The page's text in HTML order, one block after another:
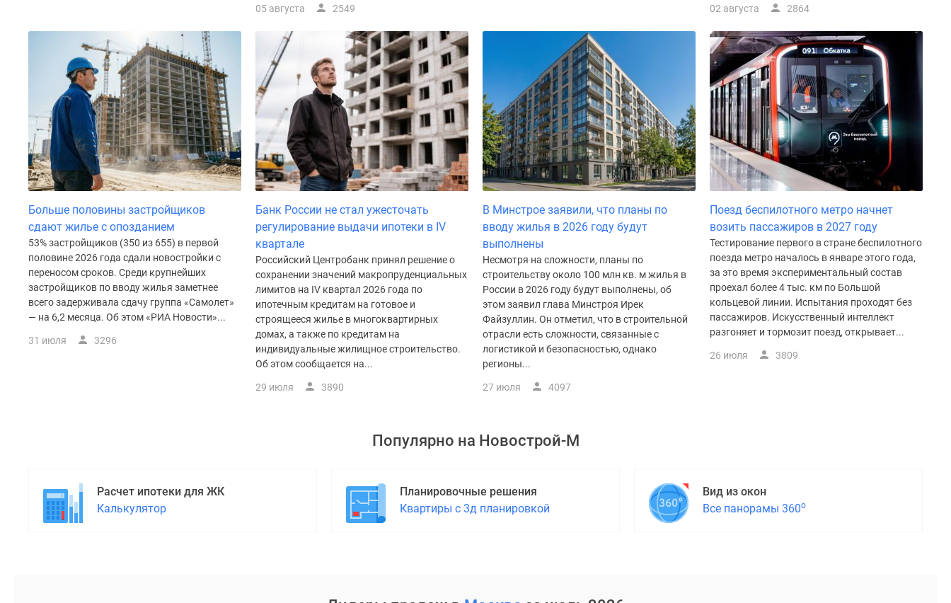
Москве
Готовые
коттеджные
поселки
Строящиеся
коттеджные
Коттеджные
поселки
Коттеджные
поселки
водоема
поселки
05 августа 2549 02 августа 2864
Больше половины застройщиков
сдают жилье с опозданием
53% застройщиков (350 из 655) в первой
половине 2026 года сдали новостройки с
переносом сроков. Среди крупнейших
застройщиков по вводу жилья заметнее
всего задерживала сдачу группа «Самолет»
— на 6,2 месяца. Об этом «РИА Новости»...
31 июля 3296
Банк России не стал ужесточать
регулирование выдачи ипотеки в IV
квартале
Российский Центробанк принял решение о
сохранении значений макропруденциальных
лимитов на IV квартал 2026 года по
ипотечным кредитам на готовое и
строящееся жилье в многоквартирных
домах, а также по кредитам на
индивидуальные жилищное строительство.
Об этом сообщается на...
29 июля 3890
В Минстрое заявили, что планы по
вводу жилья в 2026 году будут
выполнены
Несмотря на сложности, планы по
строительству около 100 млн кв. м жилья в
России в 2026 году будут выполнены, об
этом заявил глава Минстроя Ирек
Файзуллин. Он отметил, что в строительной
отрасли есть сложности, связанные с
логистикой и безопасностью, однако
регионы...
27 июля 4097
Поезд беспилотного метро начнет
возить пассажиров в 2027 году
Тестирование первого в стране беспилотного
поезда метро началось в январе этого года,
за это время экспериментальный состав
проехал более 4 тыс. км по Большой
кольцевой линии. Испытания проходят без
пассажиров. Искусственный интеллект
разгоняет и тормозит поезд, открывает...
26 июля 3809
Популярно на Новострой-М
Расчет ипотеки для ЖК
Калькулятор
Планировочные решения
Квартиры с 3д планировкой
Вид из окон
Все панорамы 360о